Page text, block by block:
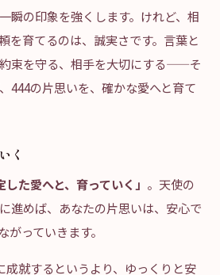
瞬の印象を強くします。けれど、相
を育てるのは、誠実さです。言葉と
束を守る、相手を大切にする——そ
444の片思いを、確かな愛へと育て
く
した愛へと、育っていく」 。天使の
進めば、あなたの片思いは、安心で
がっていきます。
成就するというより、ゆっくりと安